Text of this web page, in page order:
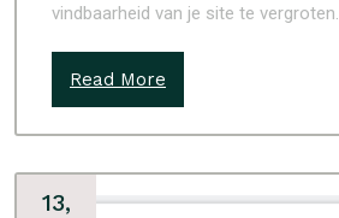
vindbaarheid van je site te vergroten.
Read More
13,